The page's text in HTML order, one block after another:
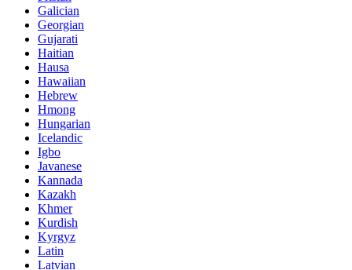
Galician
Georgian
Gujarati
Haitian
Hausa
Hawaiian
Hebrew
Hmong
Hungarian
Icelandic
Igbo
Javanese
Kannada
Kazakh
Khmer
Kurdish
Kyrgyz
Latin
Latvian